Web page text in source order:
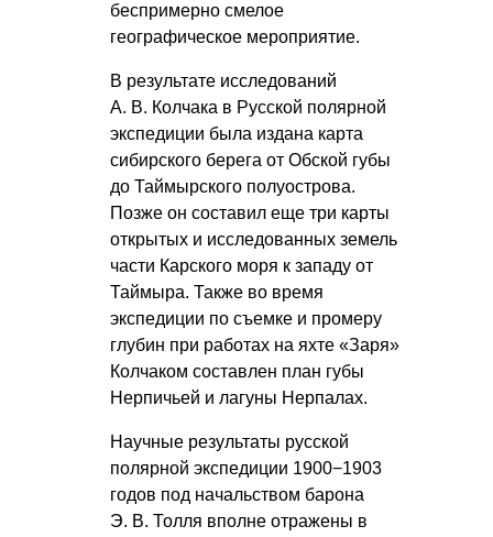
беспримерно смелое
географическое мероприятие.
В результате исследований
А. В. Колчака в Русской полярной
экспедиции была издана карта
сибирского берега от Обской губы
до Таймырского полуострова.
Позже он составил еще три карты
открытых и исследованных земель
части Карского моря к западу от
Таймыра. Также во время
экспедиции по съемке и промеру
глубин при работах на яхте «Заря»
Колчаком составлен план губы
Нерпичьей и лагуны Нерпалах.
Научные результаты русской
полярной экспедиции 1900−1903
годов под начальством барона
Э. В. Толля вполне отражены в